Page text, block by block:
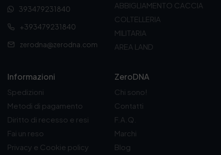
393479231840
+393479231840
zerodna@zerodna.com
ABBIGLIAMENTO CACCIA
COLTELLERIA
MILITARIA
AREA LAND
Informazioni
Spedizioni
Metodi di pagamento
Diritto di recesso e resi
Fai un reso
Privacy e Cookie policy
ZeroDNA
Chi sono!
Contatti
F.A.Q.
Marchi
Blog